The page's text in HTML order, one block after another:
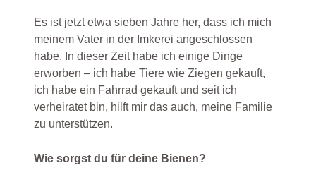
Es ist jetzt etwa sieben Jahre her, dass ich mich
meinem Vater in der Imkerei angeschlossen
habe. In dieser Zeit habe ich einige Dinge
erworben – ich habe Tiere wie Ziegen gekauft,
ich habe ein Fahrrad gekauft und seit ich
verheiratet bin, hilft mir das auch, meine Familie
zu unterstützen.
Wie sorgst du für deine Bienen?